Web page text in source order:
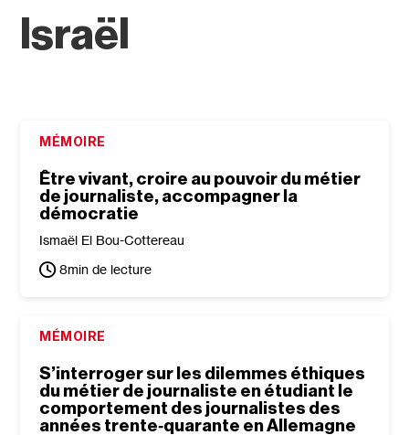
Israël
MÉMOIRE
Être vivant, croire au pouvoir du métier
de journaliste, accompagner la
démocratie
Ismaël El Bou-Cottereau
8min de lecture
MÉMOIRE
S’interroger sur les dilemmes éthiques
du métier de journaliste en étudiant le
comportement des journalistes des
années trente‐​quarante en Allemagne